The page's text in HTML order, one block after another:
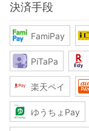
決済手段
FamiPay
PiTaPa
楽天ペイ
ゆうちょPay